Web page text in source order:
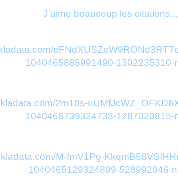
J'aime beaucoup les citations...